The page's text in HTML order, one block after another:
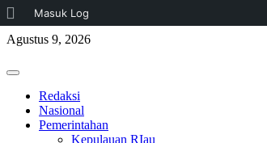
Tentang
WordPress
Masuk Log
Skip
content
Agustus 9, 2026
Primary
Redaksi
Nasional
Pemerintahan
Kepulauan RIau